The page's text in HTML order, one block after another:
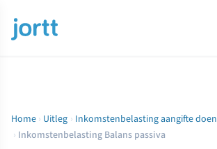
Home › Uitleg › Inkomstenbelasting aangifte doen
› Inkomstenbelasting Balans passiva